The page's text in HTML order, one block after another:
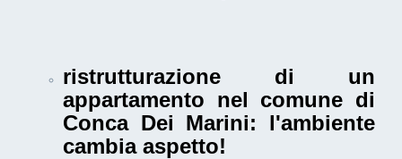
ristrutturazione di un
appartamento nel comune di
Conca Dei Marini: l'ambiente
cambia aspetto!